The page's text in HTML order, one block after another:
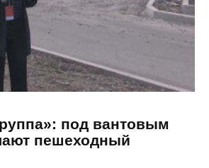
под вантовым
пешеходный